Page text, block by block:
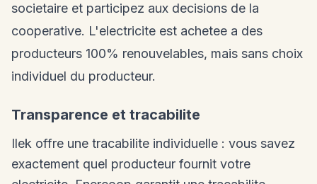
societaire et participez aux decisions de la
cooperative. L'electricite est achetee a des
producteurs 100% renouvelables, mais sans choix
individuel du producteur.
Transparence et tracabilite
Ilek offre une tracabilite individuelle : vous savez
exactement quel producteur fournit votre